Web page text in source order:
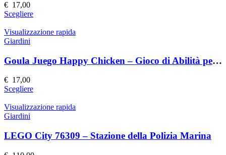
scelte
nella
pagina
prodotto
€ 17,00
ScegliereQuesto
ha
Le
opzioni
scelte
nella
pagina
prodotto
Visualizzazione rapida
Giardini
Goula Juego Happy Chicken – Gioco di Abilità per Bambini
€ 17,00
ScegliereQuesto
ha
Le
opzioni
possono
Visualizzazione rapida
Giardini
LEGO City 76309 – Stazione della Polizia Marina